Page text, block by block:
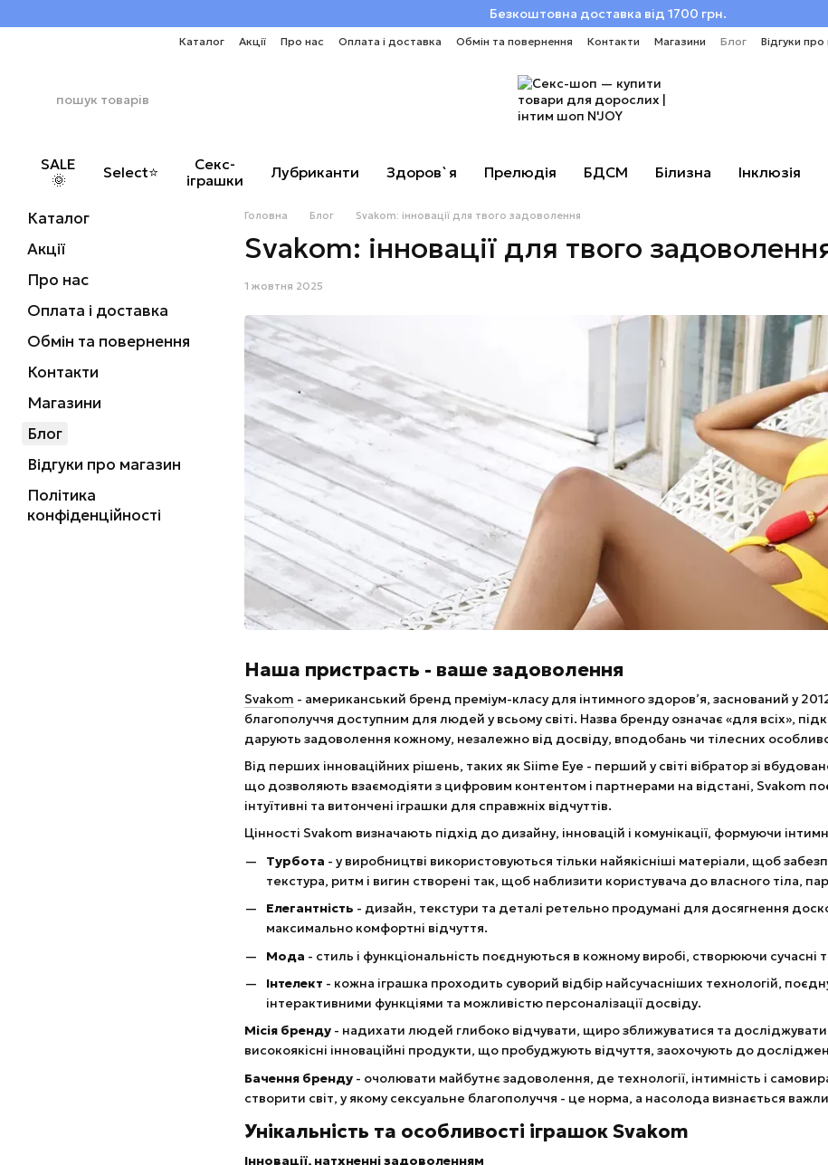
Безкоштовна доставка від 1700 грн.
Каталог Акції Про нас Оплата і доставка Обмін та повернення Контакти Магазини Блог Відгуки про
SALE
🌞
Select⭐
Секс-
іграшки
Лубриканти Здоров`я Прелюдія БДСМ Білизна Інклюзія
Головна Блог Svakom: інновації для твого задоволення
Svakom: інновації для твого
1 жовтня 2025
Наша пристрасть - ваше задоволення
Svakom - американський бренд преміум-класу для інтимного здоров’я, заснований у
благополуччя доступним для людей у всьому світі. Назва бренду означає «для всіх»,
дарують задоволення кожному, незалежно від досвіду, вподобань чи тілесних
Від перших інноваційних рішень, таких як Siime Eye - перший у світі вібратор зі
що дозволяють взаємодіяти з цифровим контентом і партнерами на відстані, Svakom
інтуїтивні та витончені іграшки для справжніх відчуттів.
Цінності Svakom визначають підхід до дизайну, інновацій і комунікації, формуючи
Турбота - у виробництві використовуються тільки найякісніші матеріали, щоб
текстура, ритм і вигин створені так, щоб наблизити користувача до власного тіла,
Елегантність - дизайн, текстури та деталі ретельно продумані для досягнення
максимально комфортні відчуття.
Мода - стиль і функціональність поєднуються в кожному виробі, створюючи сучасні
Інтелект - кожна іграшка проходить суворий відбір найсучасніших технологій,
інтерактивними функціями та можливістю персоналізації досвіду.
Місія бренду - надихати людей глибоко відчувати, щиро зближуватися та
високоякісні інноваційні продукти, що пробуджують відчуття, заохочують до
Бачення бренду - очолювати майбутнє задоволення, де технології, інтимність і
створити світ, у якому сексуальне благополуччя - це норма, а насолода визнається
Унікальність та особливості іграшок Svakom
Інновації, натхненні задоволенням
Каталог
Акції
Про нас
Оплата і доставка
Обмін та повернення
Контакти
Магазини
Блог
Відгуки про магазин
Політика
конфіденційності